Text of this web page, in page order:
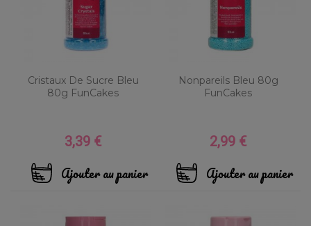
Cristaux De Sucre Bleu
80g FunCakes
Prix
3,39 €
Ajouter au panier
Nonpareils Bleu 80g
FunCakes
Prix
2,99 €
Ajouter au panier